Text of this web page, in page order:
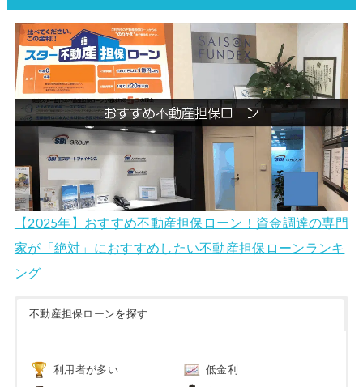
【2025年】おすすめ不動産担保ローン！資金調達の専門
家が「絶対」におすすめしたい不動産担保ローンランキ
ング
不動産担保ローンを探す
利用者が多い 低金利